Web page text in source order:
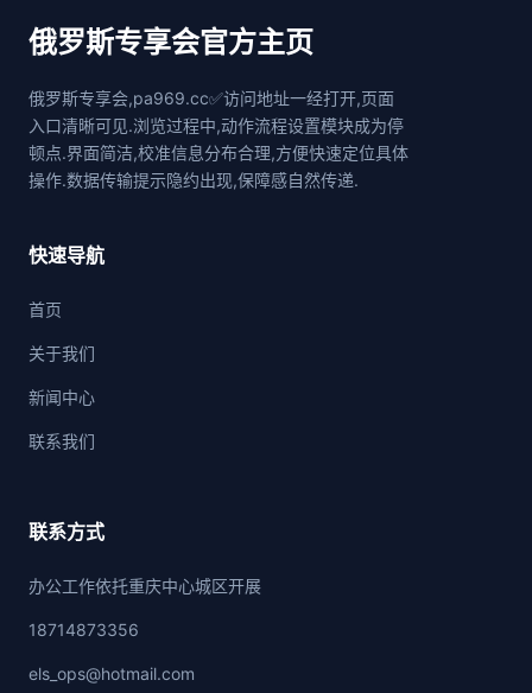
俄罗斯专享会官方主页
俄罗斯专享会,pa969.cc✅访问地址一经打开,页面
入口清晰可见.浏览过程中,动作流程设置模块成为停
顿点.界面简洁,校准信息分布合理,方便快速定位具体
操作.数据传输提示隐约出现,保障感自然传递.
快速导航
首页
关于我们
新闻中心
联系我们
联系方式
办公工作依托重庆中心城区开展
18714873356
els_ops@hotmail.com